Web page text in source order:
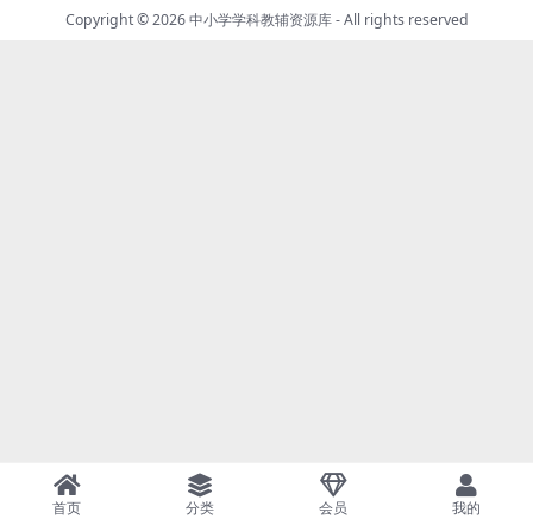
Copyright © 2026中小学学科教辅资源库- All rights reserved
首页 分类 会员 我的